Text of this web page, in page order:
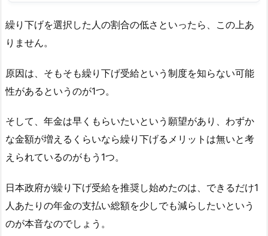
繰り下げを選択した人の割合の低さといったら、この上あ
りません。
原因は、そもそも繰り下げ受給という制度を知らない可能
性があるというのが1つ。
そして、年金は早くもらいたいという願望があり、わずか
な金額が増えるくらいなら繰り下げるメリットは無いと考
えられているのがもう1つ。
日本政府が繰り下げ受給を推奨し始めたのは、できるだけ1
人あたりの年金の支払い総額を少しでも減らしたいという
のが本音なのでしょう。